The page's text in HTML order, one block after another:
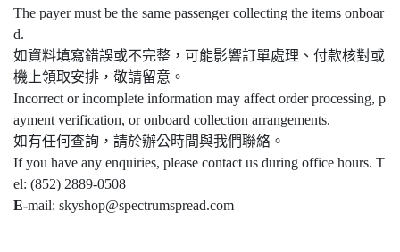
The payer must be the same passenger collecting the items onboar
d.
如資料填寫錯誤或不完整，可能影響訂單處理、付款核對或
機上領取安排，敬請留意。
Incorrect or incomplete information may affect order processing, p
ayment verification, or onboard collection arrangements.
如有任何查詢，請於辦公時間與我們聯絡。
If you have any enquiries, please contact us during office hours. T
el: (852) 2889-0508
E-mail: skyshop@spectrumspread.com